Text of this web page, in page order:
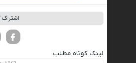
لینک کوتاه مطلب